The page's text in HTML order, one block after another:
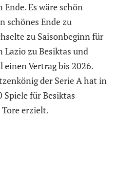
Es wäre schön
schönes Ende zu
zu Saisonbeginn für
zu Besiktas und
Vertrag bis 2026.
der Serie A hat in
Spiele für Besiktas
erzielt.